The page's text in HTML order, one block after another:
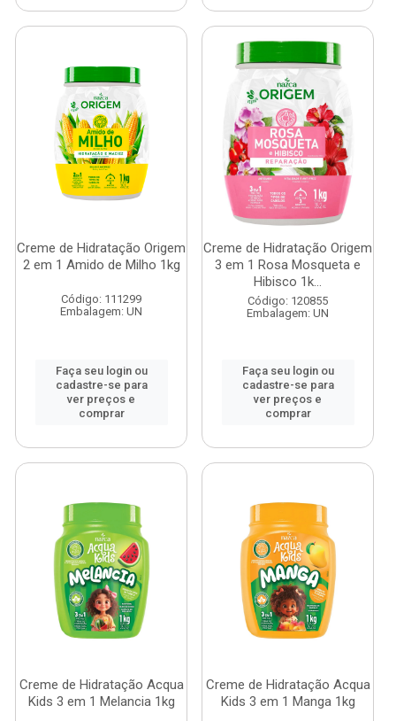
Creme de Hidratação Origem
2 em 1 Amido de Milho 1kg
Código: 111299
Embalagem: UN
Faça seu login ou
cadastre-se para
ver preços e
comprar
Creme de Hidratação Origem
3 em 1 Rosa Mosqueta e
Hibisco 1k...
Código: 120855
Embalagem: UN
Faça seu login ou
cadastre-se para
ver preços e
comprar
Creme de Hidratação Acqua
Kids 3 em 1 Melancia 1kg
Creme de Hidratação Acqua
Kids 3 em 1 Manga 1kg